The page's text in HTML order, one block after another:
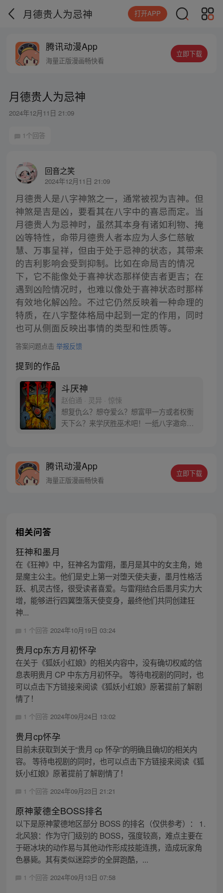
月德贵人为忌神 打开APP
腾讯动漫App
海量正版漫画畅快看
立即下载
月德贵人为忌神
2024年12月11日 21:09
1个回答
回音之笑
2024年12月11日 21:09
月德贵人是八字神煞之一，通常被视为吉神。但
神煞是吉是凶，要看其在八字中的喜忌而定。当
月德贵人为忌神时，虽然其本身有诸如利物、掩
凶等特性，命带月德贵人者本应为人多仁慈敏
慧、万事呈祥，但由于处于忌神的状态，其带来
的吉利影响会受到抑制。比如在命局吉的情况
下，它不能像处于喜神状态那样使吉者更吉；在
遇到凶险情况时，也难以像处于喜神状态时那样
有效地化解凶险。不过它仍然反映着一种命理的
特质，在八字整体格局中起到一定的作用，同时
也可从侧面反映出事情的类型和性质等。
答案问题点击 举报反馈
提到的作品
斗厌神
赵伯通 · 灵异 · 惊悚
想复仇么？想夺爱么？想富甲一方或者权衡
天下么？来学厌胜巫术吧！一纸八字邀命
了救回孙子李长生，被迫暴露身份，引来杀
身之祸，活下来的李长生带着爷爷遗留的厌
腾讯动漫App
海量正版漫画畅快看
立即下载
相关问答
狂神和墨月
在《狂神》中，狂神名为雷翔，墨月是其中的女主角，她
是魔主公主。他们是史上第一对堕天使夫妻，墨月性格活
跃、机灵古怪，很受读者喜爱。与雷翔结合后墨月实力大
增，能够进行四翼堕落天使变身，最终他们共同创建狂
神...
1 个回答 2024年10月19日 03:24
贵月cp东方月初怀孕
在关于《狐妖小红娘》的相关内容中，没有确切权威的信
息表明贵月 CP 中东方月初怀孕。 等待电视剧的同时，也
可以点击下方链接来阅读《狐妖小红娘》原著提前了解剧
情了！
1 个回答 2024年09月24日 13:02
贵月cp怀孕
目前未获取到关于“贵月 cp 怀孕”的明确且确切的相关内
容。 等待电视剧的同时，也可以点击下方链接来阅读《狐
妖小红娘》原著提前了解剧情了！
1 个回答 2024年09月23日 21:21
原神蒙德全BOSS排名
以下是原神蒙德地区部分 BOSS 的排名（仅供参考）： 1.
北风狼：作为守门级别的 BOSS，强度较高，难点主要在
于砸冰块的动作易与其他动作形成技能连携，造成玩家角
色暴毙。其有类似迷踪步的全屏跑酷，...
1 个回答 2024年09月13日 07:58